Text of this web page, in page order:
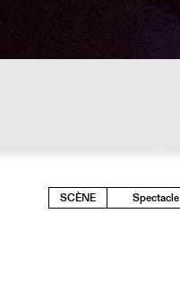
SCÈNE Spectacle